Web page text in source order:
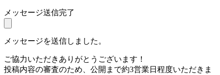
メッセージ送信完了
メッセージを送信しました。
ご協力いただきありがとうございます！
投稿内容の審査のため、公開まで約3営業日程度いただきま